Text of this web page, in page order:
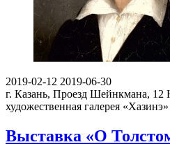
2019-02-12 2019-06-30
г. Казань, Проезд Шейнкмана, 12
художественная галерея «Хазинэ»
Выставка «О